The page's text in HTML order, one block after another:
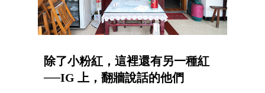
除了小粉紅，這裡還有另一種紅
──IG 上，翻牆說話的他們